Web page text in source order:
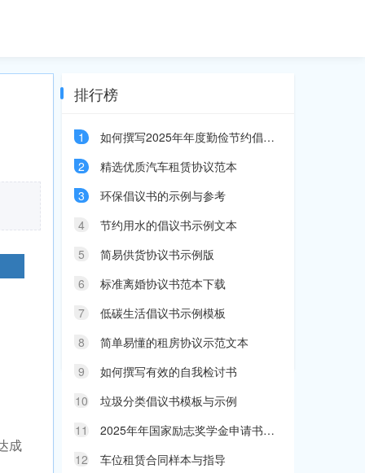
成
排行榜
1
如何撰写2025年年度勤俭节约倡议书
2
精选优质汽车租赁协议范本
3
环保倡议书的示例与参考
4
节约用水的倡议书示例文本
5
简易供货协议书示例版
6
标准离婚协议书范本下载
7
低碳生活倡议书示例模板
8
简单易懂的租房协议示范文本
9
如何撰写有效的自我检讨书
10
垃圾分类倡议书模板与示例
11
2025年年国家励志奖学金申请书范文
12
车位租赁合同样本与指导